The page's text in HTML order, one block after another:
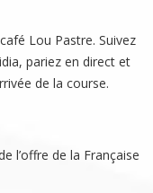
Lou Pastre. Suivez
pariez en direct et
de la course.
l’offre de la Française